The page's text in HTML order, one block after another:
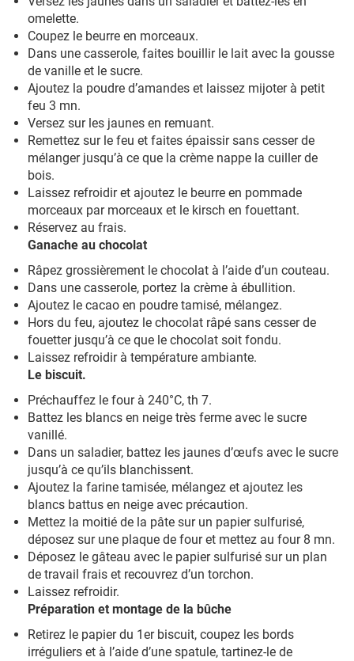
omelette.
Coupez le beurre en morceaux.
Dans une casserole, faites bouillir le lait avec la gousse
de vanille et le sucre.
Ajoutez la poudre d’amandes et laissez mijoter à petit
feu 3 mn.
Versez sur les jaunes en remuant.
Remettez sur le feu et faites épaissir sans cesser de
mélanger jusqu’à ce que la crème nappe la cuiller de
bois.
Laissez refroidir et ajoutez le beurre en pommade
morceaux par morceaux et le kirsch en fouettant.
Réservez au frais.
Ganache au chocolat
Râpez grossièrement le chocolat à l’aide d’un couteau.
Dans une casserole, portez la crème à ébullition.
Ajoutez le cacao en poudre tamisé, mélangez.
Hors du feu, ajoutez le chocolat râpé sans cesser de
fouetter jusqu’à ce que le chocolat soit fondu.
Laissez refroidir à température ambiante.
Le biscuit.
Préchauffez le four à 240°C, th 7.
Battez les blancs en neige très ferme avec le sucre
vanillé.
Dans un saladier, battez les jaunes d’œufs avec le sucre
jusqu’à ce qu’ils blanchissent.
Ajoutez la farine tamisée, mélangez et ajoutez les
blancs battus en neige avec précaution.
Mettez la moitié de la pâte sur un papier sulfurisé,
déposez sur une plaque de four et mettez au four 8 mn.
Déposez le gâteau avec le papier sulfurisé sur un plan
de travail frais et recouvrez d’un torchon.
Laissez refroidir.
Préparation et montage de la bûche
Retirez le papier du 1er biscuit, coupez les bords
irréguliers et à l’aide d’une spatule, tartinez-le de